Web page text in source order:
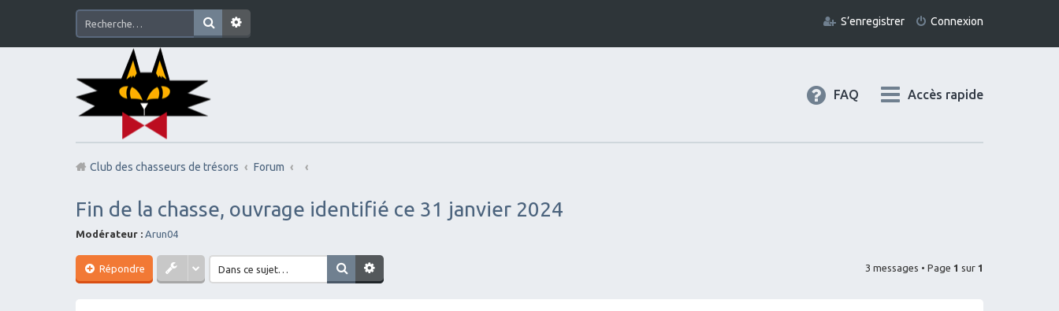
Connexion
S’enregistrer
Accès rapide
FAQ
Club des chasseurs de trésors Forum
Fin de la chasse, ouvrage identifié ce 31 janvier 2024
Modérateur : Arun04
Répondre 3 messages • Page 1 sur 1